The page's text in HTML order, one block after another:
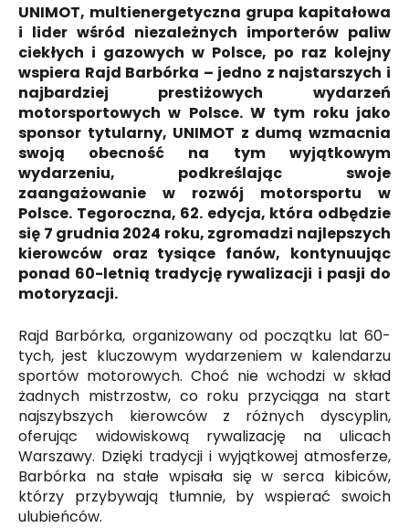
UNIMOT, multienergetyczna grupa kapitałowa
i lider wśród niezależnych importerów paliw
ciekłych i gazowych w Polsce, po raz kolejny
wspiera Rajd Barbórka – jedno z najstarszych i
najbardziej prestiżowych wydarzeń
motorsportowych w Polsce. W tym roku jako
sponsor tytularny, UNIMOT z dumą wzmacnia
swoją obecność na tym wyjątkowym
wydarzeniu, podkreślając swoje
zaangażowanie w rozwój motorsportu w
Polsce. Tegoroczna, 62. edycja, która odbędzie
się 7 grudnia 2024 roku, zgromadzi najlepszych
kierowców oraz tysiące fanów, kontynuując
ponad 60-letnią tradycję rywalizacji i pasji do
motoryzacji.
Rajd Barbórka, organizowany od początku lat 60-
tych, jest kluczowym wydarzeniem w kalendarzu
sportów motorowych. Choć nie wchodzi w skład
żadnych mistrzostw, co roku przyciąga na start
najszybszych kierowców z różnych dyscyplin,
oferując widowiskową rywalizację na ulicach
Warszawy. Dzięki tradycji i wyjątkowej atmosferze,
Barbórka na stałe wpisała się w serca kibiców,
którzy przybywają tłumnie, by wspierać swoich
ulubieńców.